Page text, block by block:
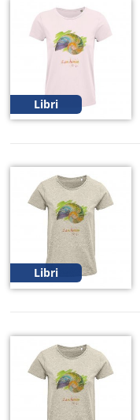
Libri
Libri